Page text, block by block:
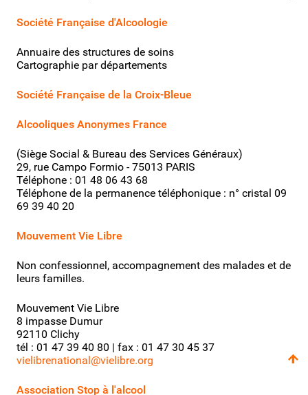
Société Française d'Alcoologie
Annuaire des structures de soins
Cartographie par départements
Société Française de la Croix-Bleue
Alcooliques Anonymes France
(Siège Social & Bureau des Services Généraux)
29, rue Campo Formio - 75013 PARIS
Téléphone : 01 48 06 43 68
Téléphone de la permanence téléphonique : n° cristal 09
69 39 40 20
Mouvement Vie Libre
Non confessionnel, accompagnement des malades et de
leurs familles.
Mouvement Vie Libre
8 impasse Dumur
92110 Clichy
tél : 01 47 39 40 80 | fax : 01 47 30 45 37
vielibrenational@vielibre.org
Association Stop à l'alcool